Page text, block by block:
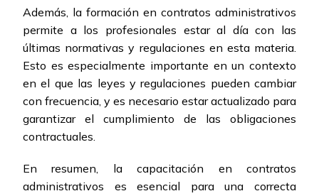
Además, la formación en contratos administrativos
permite a los profesionales estar al día con las
últimas normativas y regulaciones en esta materia.
Esto es especialmente importante en un contexto
en el que las leyes y regulaciones pueden cambiar
con frecuencia, y es necesario estar actualizado para
garantizar el cumplimiento de las obligaciones
contractuales.
En resumen, la capacitación en contratos
administrativos es esencial para una correcta